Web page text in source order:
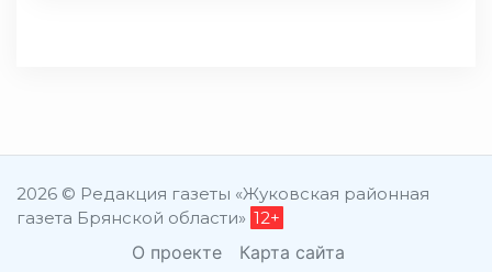
2026 © Редакция газеты «Жуковская районная
газета Брянской области» 12+
О проекте Карта сайта